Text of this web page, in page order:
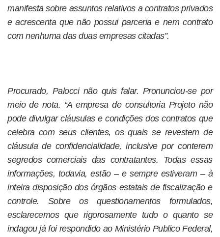
manifesta sobre assuntos relativos a contratos privados
e acrescenta que não possui parceria e nem contrato
com nenhuma das duas empresas citadas”.
Procurado, Palocci não quis falar. Pronunciou-se por
meio de nota. “A empresa de consultoria Projeto não
pode divulgar cláusulas e condições dos contratos que
celebra com seus clientes, os quais se revestem de
cláusula de confidencialidade, inclusive por conterem
segredos comerciais das contratantes. Todas essas
informações, todavia, estão – e sempre estiveram – à
inteira disposição dos órgãos estatais de fiscalização e
controle. Sobre os questionamentos formulados,
esclarecemos que rigorosamente tudo o quanto se
indagou já foi respondido ao Ministério Publico Federal,